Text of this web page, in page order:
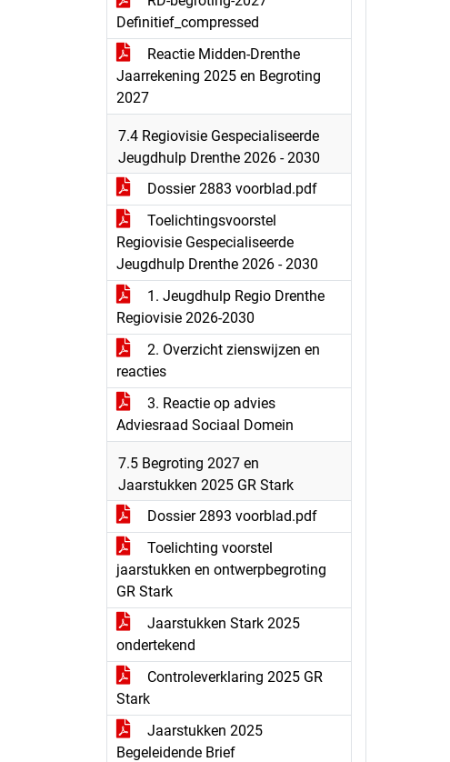
Definitief_compressed
Reactie Midden-Drenthe
Jaarrekening 2025 en Begroting
2027
7.4 Regiovisie Gespecialiseerde
Jeugdhulp Drenthe 2026 - 2030
Dossier 2883 voorblad.pdf
Toelichtingsvoorstel
Regiovisie Gespecialiseerde
Jeugdhulp Drenthe 2026 - 2030
1. Jeugdhulp Regio Drenthe
Regiovisie 2026-2030
2. Overzicht zienswijzen en
reacties
3. Reactie op advies
Adviesraad Sociaal Domein
7.5 Begroting 2027 en
Jaarstukken 2025 GR Stark
Dossier 2893 voorblad.pdf
Toelichting voorstel
jaarstukken en ontwerpbegroting
GR Stark
Jaarstukken Stark 2025
ondertekend
Controleverklaring 2025 GR
Stark
Jaarstukken 2025
Begeleidende Brief